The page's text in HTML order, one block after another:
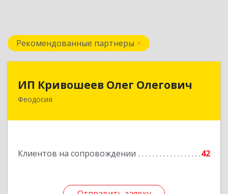
Рекомендованные партнеры
ИП Кривошеев Олег Олегович
Феодосия
Клиентов на сопровождении 42